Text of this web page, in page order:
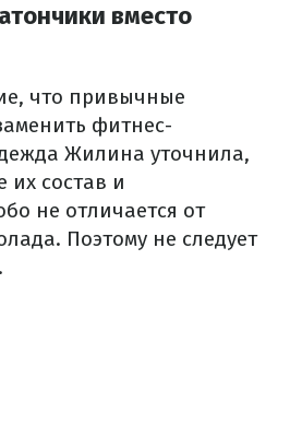
вместо
что привычные
фитнес-
Жилина уточнила,
их состав и
не отличается от
Поэтому не следует